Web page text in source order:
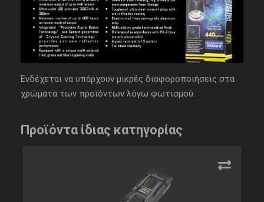
Ενδέχεται να υπάρχουν μικρές διαφοροποιήσεις στα
χρώματα των προϊόντων λόγω φωτισμού.
Προϊόντα ίδιας κατηγορίας